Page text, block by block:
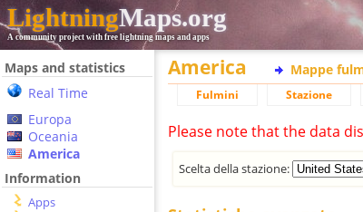
LightningMaps.org
A community project with free lightning maps and apps
Maps and statistics
Real Time
Europa
Oceania
America
Information
Apps
America Mappe
Fulmini Stazione
Please note that the data
Scelta della stazione: